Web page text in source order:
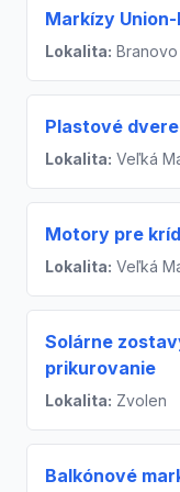
Markízy Union-
Lokalita: Branovo
Plastové dvere
Lokalita: Veľká
Motory pre
Lokalita: Veľká
Solárne
prikurovanie
Lokalita: Zvolen
Balkónové